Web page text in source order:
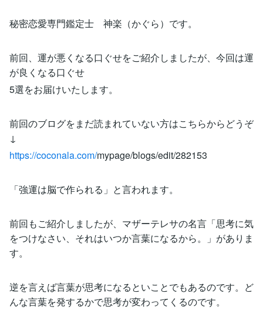
秘密恋愛専門鑑定士 神楽（かぐら）です。
前回、運が悪くなる口ぐせをご紹介しましたが、今回は運
が良くなる口ぐせ
5選をお届けいたします。
前回のブログをまだ読まれていない方はこちらからどうぞ
↓
https://coconala.com/mypage/blogs/edit/282153
「強運は脳で作られる」と言われます。
前回もご紹介しましたが、マザーテレサの名言「思考に気
をつけなさい、それはいつか言葉になるから。」がありま
す。
逆を言えば言葉が思考になるといことでもあるのです。ど
んな言葉を発するかで思考が変わってくるのです。